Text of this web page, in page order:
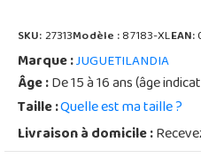
SKU:27313Modèle :87183-XLEAN:
Marque :JUGUETILANDIA
Âge :De 15 à 16 ans (âge
Taille :Quelle est ma taille ?
Livraison à domicile :